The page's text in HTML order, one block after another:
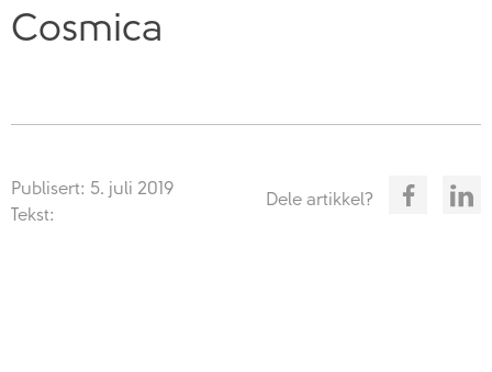
Cosmica
Publisert: 5. juli 2019
Tekst:
Dele artikkel?